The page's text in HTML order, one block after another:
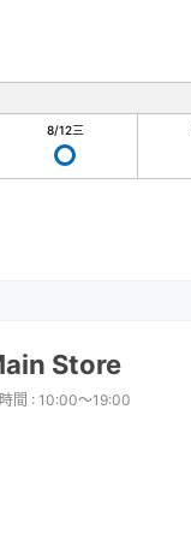
8/12三
Store
間 : 10:00〜19:00